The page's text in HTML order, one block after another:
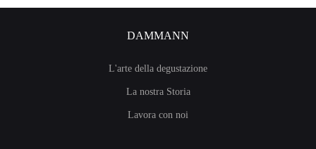
DAMMANN
L'arte della degustazione
La nostra Storia
Lavora con noi